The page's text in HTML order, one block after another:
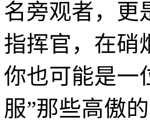
名旁观者，更
指挥官，在硝
你也可能是一
服”那些高傲